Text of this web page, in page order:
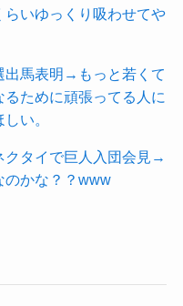
いゆっくり吸わせてや
出馬表明→もっと若くて
ために頑張ってる人に
い。
クタイで巨人入団会見→
のかな？？www